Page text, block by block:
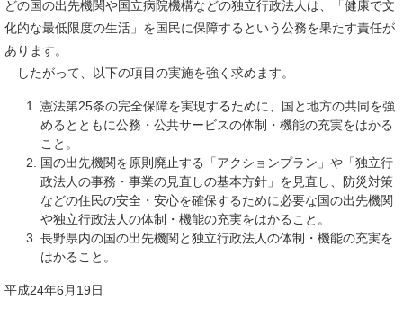
どの国の出先機関や国立病院機構などの独立行政法人は、「健康で文
化的な最低限度の生活」を国民に保障するという公務を果たす責任が
あります。
したがって、以下の項目の実施を強く求めます。
憲法第25条の完全保障を実現するために、国と地方の共同を強
めるとともに公務・公共サービスの体制・機能の充実をはかる
こと。
国の出先機関を原則廃止する「アクションプラン」や「独立行
政法人の事務・事業の見直しの基本方針」を見直し、防災対策
などの住民の安全・安心を確保するために必要な国の出先機関
や独立行政法人の体制・機能の充実をはかること。
長野県内の国の出先機関と独立行政法人の体制・機能の充実を
はかること。
平成24年6月19日